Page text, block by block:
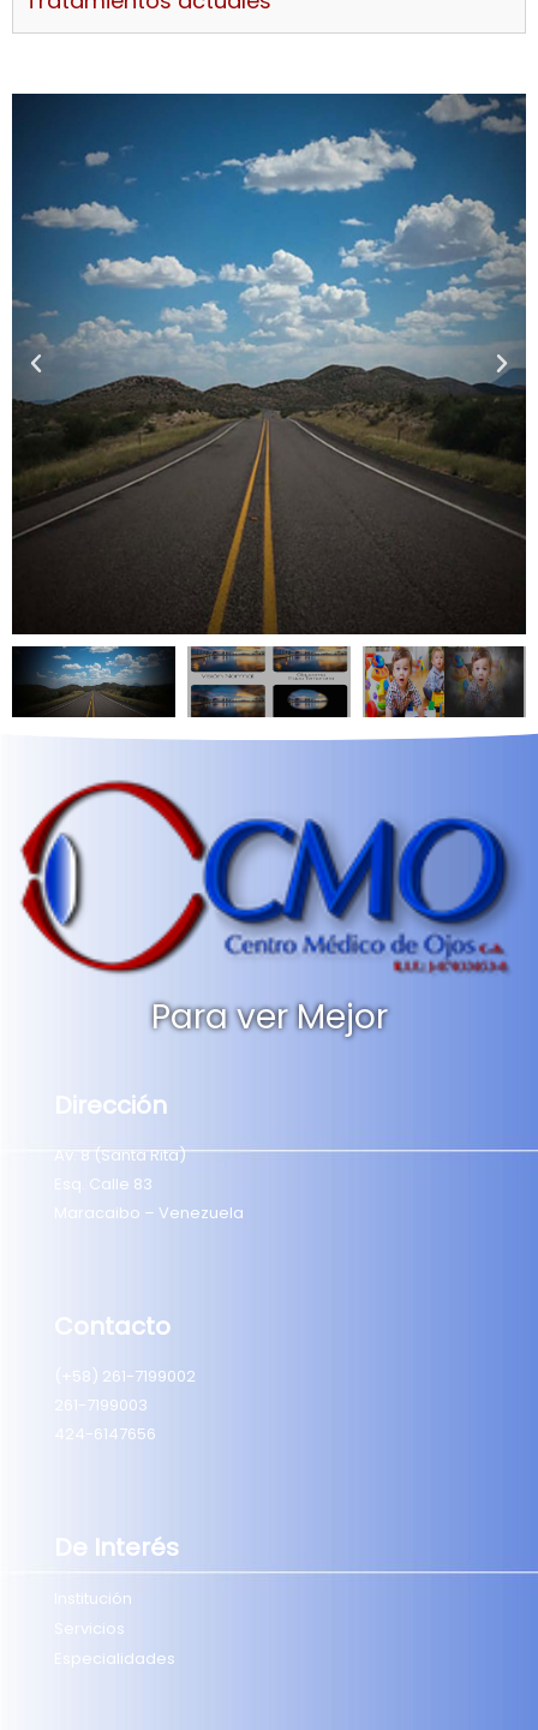
Para ver Mejor
Dirección
Av. 8 (Santa Rita)
Esq. Calle 83
Maracaibo – Venezuela
Contacto
(+58) 261-7199002
261-7199003
424-6147656
De Interés
Institución
Servicios
Especialidades